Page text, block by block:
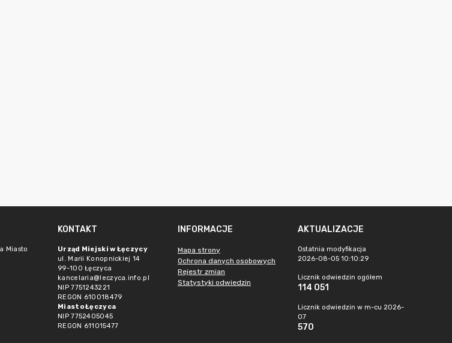
Miasto
KONTAKT
Urząd Miejski w Łęczycy
ul. Marii Konopnickiej 14
99-100 Łęczyca
kancelaria@leczyca.info.pl
NIP 7751243221
REGON 610018479
Miasto Łęczyca
NIP 7752405045
REGON 611015477
INFORMACJE
Mapa strony
Ochrona danych osobowych
Rejestr zmian
Statystyki odwiedzin
AKTUALIZACJE
Ostatnia modyfikacja
2026-08-05 10:10:29
Licznik odwiedzin ogółem
114 051
Licznik odwiedzin w m-cu 2026-
07
570